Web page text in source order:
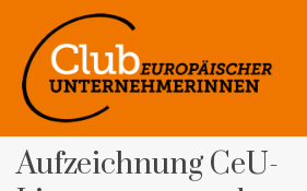
Aufzeichnung CeU-